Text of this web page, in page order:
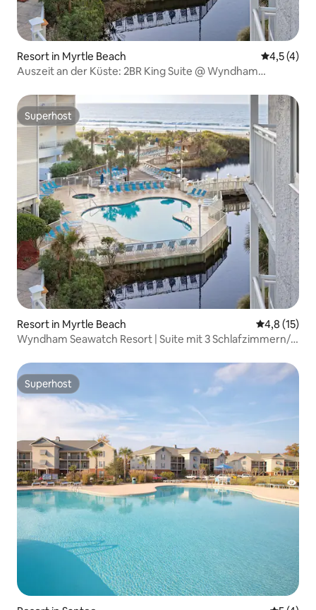
Resort in Myrtle Beach
4,5 (4)
Auszeit an der Küste: 2BR King Suite @ Wyndham
Superhost
Superhost
Resort in Myrtle Beach
4,8 (15)
Wyndham Seawatch Resort | Suite mit 3 Schlafzimmern/2
Superhost
Superhost